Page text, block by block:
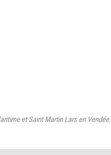
et Saint Martin Lars en Vendée.